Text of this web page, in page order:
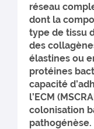
réseau
dont la
type de tissu
des
élastines ou
protéines
capacité
l’ECM
colonisation